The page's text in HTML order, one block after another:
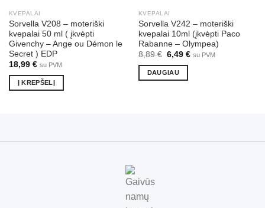
KVEPALAI
Sorvella V208 – moteriški
kvepalai 50 ml ( įkvėpti
Givenchy – Ange ou Démon le
Secret ) EDP
18,99 € su PVM
Į KREPŠELĮ
KVEPALAI
Sorvella V242 – moteriški
kvepalai 10ml (įkvėpti Paco
Rabanne – Olympea)
8,89€ Original
was:
8,89 €.
6,49 €Current
su PVM
DAUGIAU